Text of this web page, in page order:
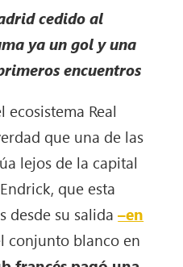
cedido al
ya un gol y una
encuentros
Real
que una de las
lejos de la capital
que esta
desde su salida–en
conjunto blanco en